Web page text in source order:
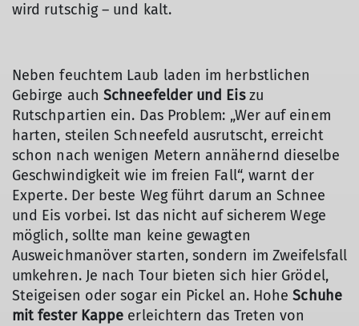
wird rutschig – und kalt.
Neben feuchtem Laub laden im herbstlichen
Gebirge auchSchneefelder und Eiszu
Rutschpartien ein. Das Problem: „Wer auf einem
harten, steilen Schneefeld ausrutscht, erreicht
schon nach wenigen Metern annähernd dieselbe
Geschwindigkeit wie im freien Fall“, warnt der
Experte. Der beste Weg führt darum an Schnee
und Eis vorbei. Ist das nicht auf sicherem Wege
möglich, sollte man keine gewagten
Ausweichmanöver starten, sondern im Zweifelsfall
umkehren. Je nach Tour bieten sich hier Grödel,
Steigeisen oder sogar ein Pickel an. HoheSchuhe
mit fester Kappe erleichtern das Treten von